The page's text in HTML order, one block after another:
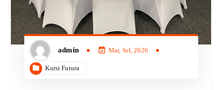
admin Mar, Sel, 2026
Kursi Futura